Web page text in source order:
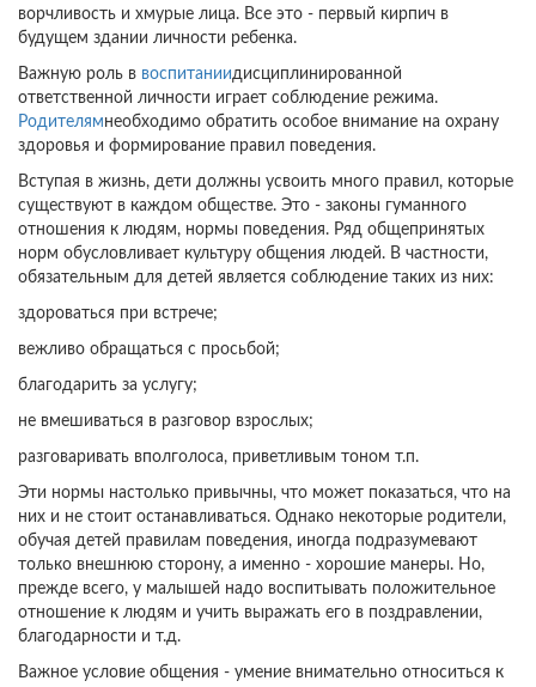
ворчливость и хмурые лица. Все это - первый кирпич в
будущем здании личности ребенка.
Важную роль в воспитаниидисциплинированной
ответственной личности играет соблюдение режима.
Родителямнеобходимо обратить особое внимание на охрану
здоровья и формирование правил поведения.
Вступая в жизнь, дети должны усвоить много правил, которые
существуют в каждом обществе. Это - законы гуманного
отношения к людям, нормы поведения. Ряд общепринятых
норм обусловливает культуру общения людей. В частности,
обязательным для детей является соблюдение таких из них:
здороваться при встрече;
вежливо обращаться с просьбой;
благодарить за услугу;
не вмешиваться в разговор взрослых;
разговаривать вполголоса, приветливым тоном т.п.
Эти нормы настолько привычны, что может показаться, что на
них и не стоит останавливаться. Однако некоторые родители,
обучая детей правилам поведения, иногда подразумевают
только внешнюю сторону, а именно - хорошие манеры. Но,
прежде всего, у малышей надо воспитывать положительное
отношение к людям и учить выражать его в поздравлении,
благодарности и т.д.
Важное условие общения - умение внимательно относиться к